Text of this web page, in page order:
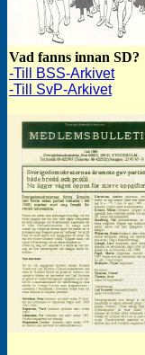
Vad fanns innan SD?
-Till BSS-Arkivet
-Till SvP-Arkivet